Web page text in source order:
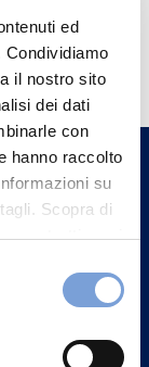
ed
il nostro sito
dei dati
con
hanno raccolto
su
Scopra di
trattiamo i
"Informativa
con